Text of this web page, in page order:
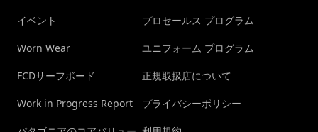
イベント
Worn Wear
FCDサーフボード
Work in Progress Report
プロセールス プログラム
ユニフォーム プログラム
正規取扱店について
プライバシーポリシー